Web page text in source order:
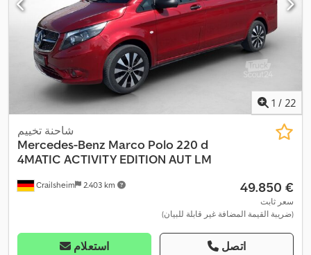
1 / 22
Crailsheim 2.403 km
شاحنة تخييم
Mercedes-Benz Marco Polo 220 d
4MATIC ACTIVITY EDITION AUT LM
‏49.850 €
سعر ثابت
(ضريبة القيمة المضافة غير قابلة للبيان)
استعلام اتصل